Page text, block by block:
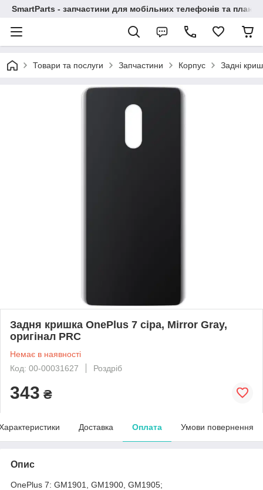
SmartParts - запчастини для мобільних телефонів та
Товари та послуги Запчастини Корпус Задні
Задня кришка OnePlus 7 сіра, Mirror Gray,
оригінал PRC
Немає в наявності
Код: 00-00031627
Роздріб
343 ₴
Доставка Оплата Умови повернення
Опис
OnePlus 7: GM1901, GM1900, GM1905;